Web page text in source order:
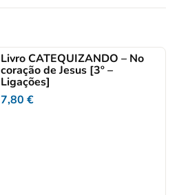
Livro CATEQUIZANDO – No
coração de Jesus [3º –
Ligações]
7,80€